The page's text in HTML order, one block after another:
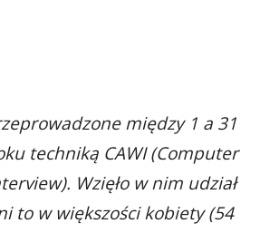
między 1 a 31
techniką CAWI (Computer
Wzięło w nim udział
to w większości kobiety (54